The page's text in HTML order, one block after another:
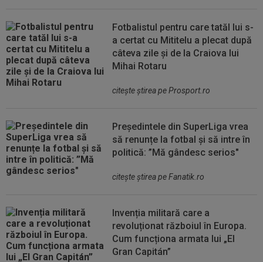
Fotbalistul pentru care tatăl lui s-
a certat cu Mititelu a plecat după
câteva zile și de la Craiova lui
Mihai Rotaru
citeşte ştirea pe Prosport.ro
Președintele din SuperLiga vrea
să renunțe la fotbal și să intre în
politică: ”Mă gândesc serios"
citeşte ştirea pe Fanatik.ro
Invenția militară care a
revoluționat războiul în Europa.
Cum funcționa armata lui „El
Gran Capitán”